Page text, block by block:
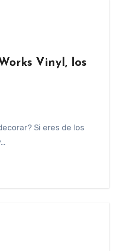
Vinyl, los
Si eres de los